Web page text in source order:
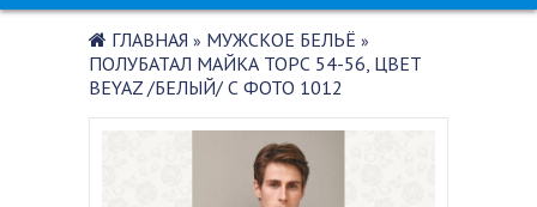
ГЛАВНАЯ » МУЖСКОЕ БЕЛЬЁ »
ПОЛУБАТАЛ МАЙКА ТОРС 54-56, ЦВЕТ
BEYAZ /БЕЛЫЙ/ С ФОТО 1012